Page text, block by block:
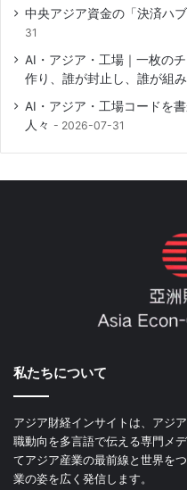
中央アジア資金の「決済ハ
31
AI・アジア・工場｜一枚の
作り、誰が封止し、誰が組
AI・アジア・工場コードを
人々
2026-07-31
私たちについて
アジア財経インサイトは、アジ
職動向を多言語で伝える専門メ
てアジア産業の最前線と世界を
業の姿を広く発信します。